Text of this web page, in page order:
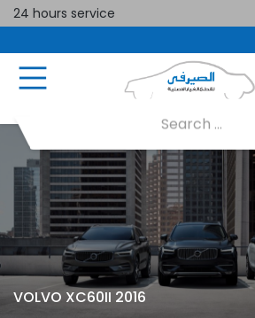
24 hours service
VOLVO XC60II 2016